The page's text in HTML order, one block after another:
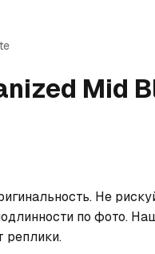
Mid
Не
по фото.
реплики.